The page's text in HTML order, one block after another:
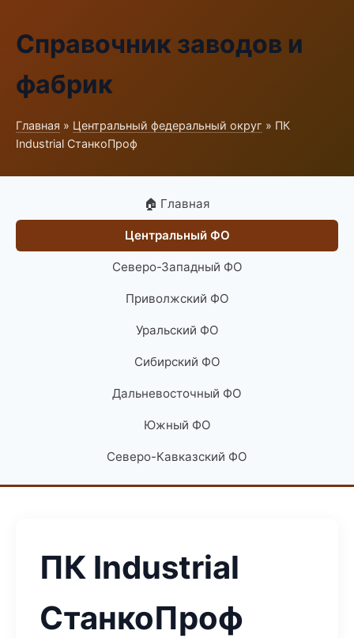
Справочник заводов и
фабрик
Главная » Центральный федеральный округ » ПК
Industrial СтанкоПроф
🏠 Главная
Центральный ФО
Северо-Западный ФО
Приволжский ФО
Уральский ФО
Сибирский ФО
Дальневосточный ФО
Южный ФО
Северо-Кавказский ФО
ПК Industrial
СтанкоПроф